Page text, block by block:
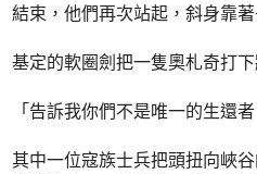
結束，他們再次站起，斜身靠著
基定的軟圈劍把一隻奧札奇打下
「告訴我你們不是唯一的生還
其中一位寇族士兵把頭扭向峽